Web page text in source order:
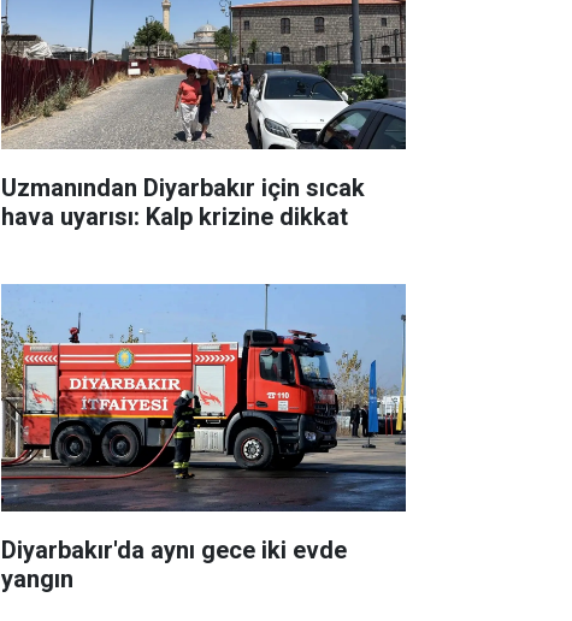
Uzmanından Diyarbakır için sıcak
hava uyarısı: Kalp krizine dikkat
Diyarbakır'da aynı gece iki evde
yangın